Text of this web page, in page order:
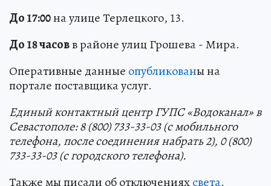
До 17:00на улице Терлецкого, 13.
До 18 часовв районе улиц Грошева - Мира.
Оперативные данные опубликованы на
портале поставщика услуг.
Единый контактный центр ГУПС «Водоканал» в
Севастополе: 8 (800) 733-33-03 (с мобильного
телефона, после соединения набрать 2), 0 (800)
733-33-03 (с городского телефона).
Также мы писали об отключенияхсвета.